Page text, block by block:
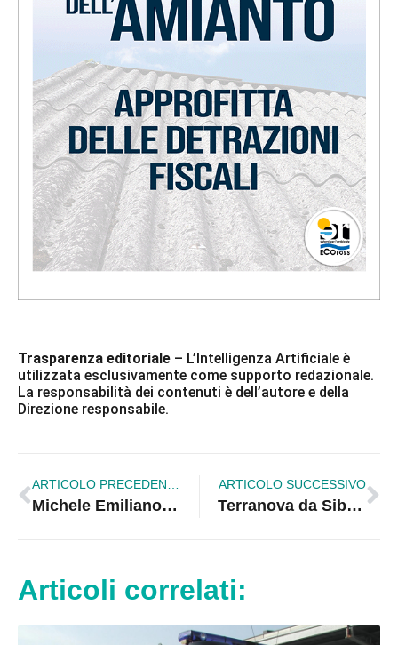
Trasparenza editoriale – L’Intelligenza Artificiale è
utilizzata esclusivamente come supporto redazionale.
La responsabilità dei contenuti è dell’autore e della
Direzione responsabile.
Michele Emiliano presenta a Corigliano il romanzo “L’alba di San Nicola”
ARTICOLO SUCCESSIVO
Terranova da Sibari, il Centro Antiviolenza Fabiana: «La libertà di scegliere non può trasformarsi in una condanna»
Articoli correlati: